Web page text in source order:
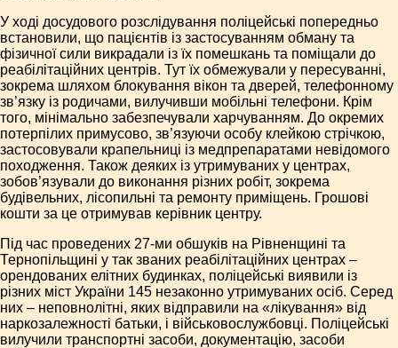
У ході досудового розслідування поліцейські попередньо
встановили, що пацієнтів із застосуванням обману та
фізичної сили викрадали із їх помешкань та поміщали до
реабілітаційних центрів. Тут їх обмежували у пересуванні,
зокрема шляхом блокування вікон та дверей, телефонному
зв’язку із родичами, вилучивши мобільні телефони. Крім
того, мінімально забезпечували харчуванням. До окремих
потерпілих примусово, зв’язуючи особу клейкою стрічкою,
застосовували крапельниці із медпрепаратами невідомого
походження. Також деяких із утримуваних у центрах,
зобов’язували до виконання різних робіт, зокрема
будівельних, лісопильні та ремонту приміщень. Грошові
кошти за це отримував керівник центру.
Під час проведених 27-ми обшуків на Рівненщині та
Тернопільщині у так званих реабілітаційних центрах –
орендованих елітних будинках, поліцейські виявили із
різних міст України 145 незаконно утримуваних осіб. Серед
них – неповнолітні, яких відправили на «лікування» від
наркозалежності батьки, і військовослужбовці. Поліцейські
вилучили транспортні засоби, документацію, засоби